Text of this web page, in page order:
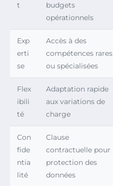
t
budgets
opérationnels
Exp
erti
se
Accès à des
compétences rares
ou spécialisées
Flex
ibili
té
Adaptation rapide
aux variations de
charge
Con
fide
ntia
lité
Clause
contractuelle pour
protection des
données